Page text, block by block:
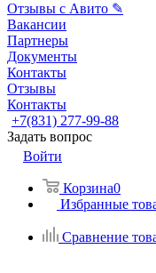
Отзывы с Авито ✎
Вакансии
Партнеры
Документы
Контакты
Отзывы
Контакты
+7(831) 277-99-88
Задать вопрос
Войти
Корзина0
Избранные
Сравнение